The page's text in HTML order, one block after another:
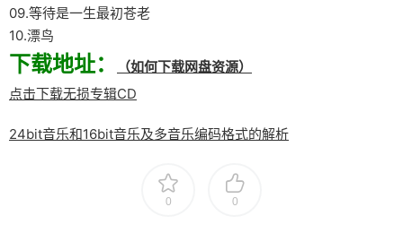
09.等待是一生最初苍老
10.漂鸟
下载地址：
（如何下载网盘资源）
点击下载无损专辑CD
24bit音乐和16bit音乐及多音乐编码格式的解析
0 0